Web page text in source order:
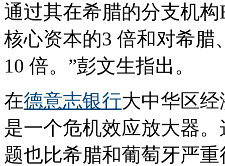
通过其在希腊的分支机
核心资本的3 倍和对希腊
10 倍。”彭文生指出。
在德意志银行大中华区
是一个危机效应放大器
题也比希腊和葡萄牙严